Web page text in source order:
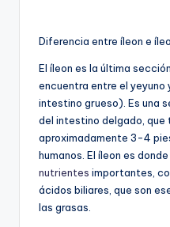
Diferencia entre íleon e íleo
El íleon es la última
encuentra entre el yeyuno
intestino grueso). Es una
del intestino delgado, que
aproximadamente 3-4
humanos. El íleon es
nutrientes importantes,
ácidos biliares, que son
las grasas.